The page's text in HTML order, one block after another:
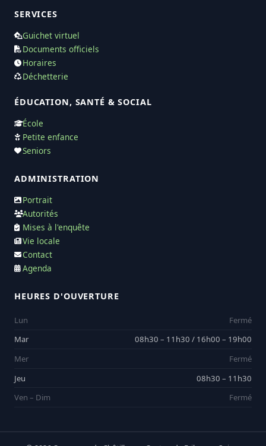
SERVICES
Guichet virtuel
Documents officiels
Horaires
Déchetterie
ÉDUCATION, SANTÉ & SOCIAL
École
Petite enfance
Seniors
ADMINISTRATION
Portrait
Autorités
Mises à l'enquête
Vie locale
Contact
Agenda
HEURES D'OUVERTURE
Lun
Fermé
Mar
08h30 – 11h30 / 16h00 – 19h00
Mer
Fermé
Jeu
08h30 – 11h30
Ven – Dim
Fermé